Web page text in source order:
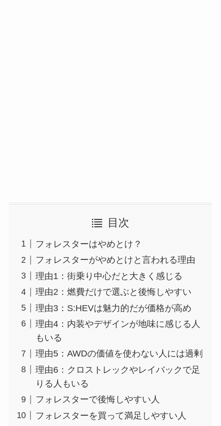
目次
フォレスターはやめとけ？
フォレスターがやめとけと言われる理由
理由1：街乗り中心だと大きく感じる
理由2：燃費だけで選ぶと後悔しやすい
理由3：S:HEVは魅力的だが価格が高め
理由4：内装やデザインが地味に感じる人
もいる
理由5：AWDの価値を使わない人には過剰
理由6：クロストレックやレイバックで足
りる人もいる
フォレスターで後悔しやすい人
フォレスターを買って満足しやすい人